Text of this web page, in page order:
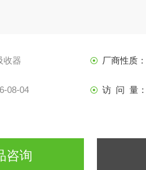
收器 厂商性质：
08-04 访 问 量：
咨询